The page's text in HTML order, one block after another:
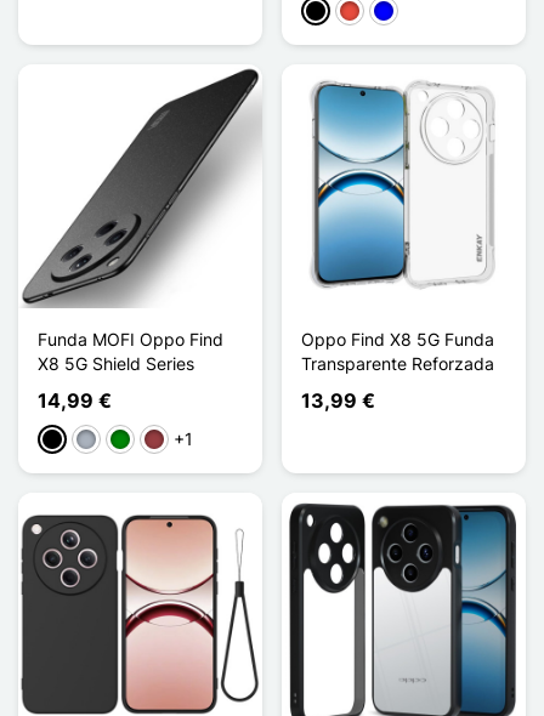
NegroRojoAzul
Funda MOFI Oppo Find
X8 5G Shield Series
14,99 €
NegroGris VerdeRojo oscuro
+1
Oppo Find X8 5G Funda
Transparente Reforzada
13,99 €